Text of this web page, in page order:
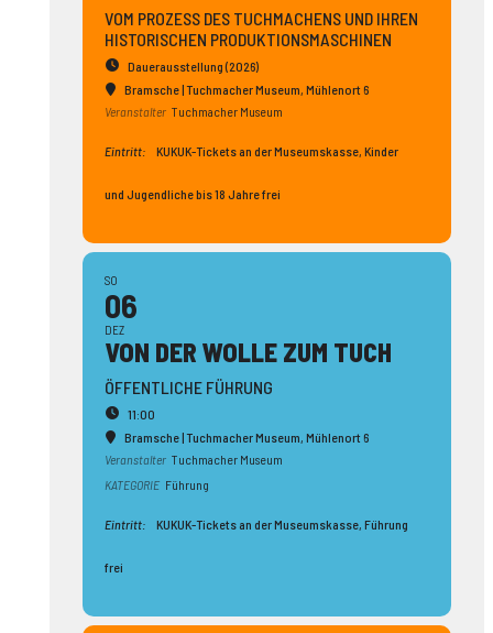
VOM PROZESS DES TUCHMACHENS UND IHREN
HISTORISCHEN PRODUKTIONSMASCHINEN
Dauerausstellung (2026)
Bramsche | Tuchmacher Museum, Mühlenort 6
Veranstalter Tuchmacher Museum
Eintritt: KUKUK-Tickets an der Museumskasse, Kinder
und Jugendliche bis 18 Jahre frei
SO
06
DEZ
VON DER WOLLE ZUM TUCH
ÖFFENTLICHE FÜHRUNG
11:00
Bramsche | Tuchmacher Museum, Mühlenort 6
Veranstalter Tuchmacher Museum
KATEGORIE Führung
Eintritt: KUKUK-Tickets an der Museumskasse, Führung
frei